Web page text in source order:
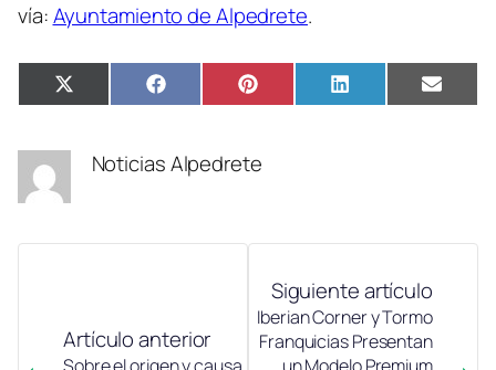
vía:Ayuntamiento de Alpedrete.
Compartir
en
X
(Twitter)
Compartir
en
FacebookCompartir
en
PinterestCompartir
en
LinkedIn
en
Email
Noticias Alpedrete
Artículo anterior
Siguiente artículo
Iberian Corner y Tormo
Franquicias Presentan